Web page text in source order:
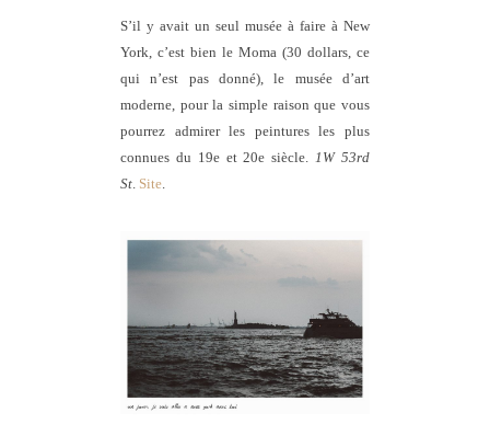
S’il y avait un seul musée à faire à New
York, c’est bien le Moma (30 dollars, ce
qui n’est pas donné), le musée d’art
moderne, pour la simple raison que vous
pourrez admirer les peintures les plus
connues du 19e et 20e siècle.1W 53rd
St. Site.